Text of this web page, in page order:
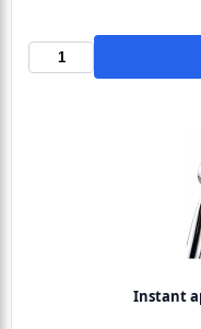
Instant